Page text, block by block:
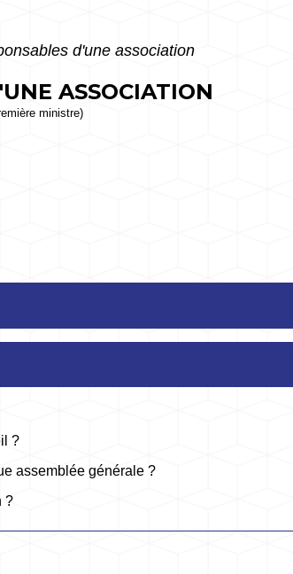
d'une association
ASSOCIATION
ministre)
?
assemblée générale ?
?